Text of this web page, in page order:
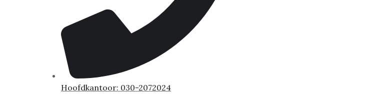
Hoofdkantoor: 030-2072024